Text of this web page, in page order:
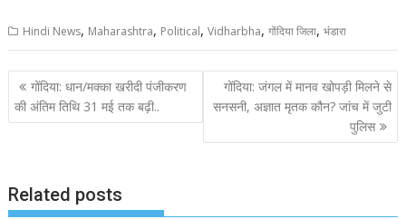
c
e
b
o
o
i
t
t
e
r
a
i
l
a
t
s
A
p
a
r
e
Hindi News, Maharashtra, Political,Vidharbha,गोंदिया जिला,भंडारा
P
o
n
a
गोंदिया: धान/मक्का खरीदी पंजीकरण
की अंतिम तिथि 31 मई तक बढ़ी..
गोंदिया: जंगल में मानव खोपड़ी मिलने से
सनसनी, अज्ञात मृतक कौन? जांच में जुटी
पुलिस
Related posts